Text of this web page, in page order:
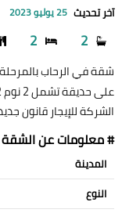
آخر تحديث 25 يوليو 2023
2
2
شقة في الرحاب
الشركة للإيجار قانون جديد 7,500 جنيه
# معلومات عن الشقة
المدينة
النوع